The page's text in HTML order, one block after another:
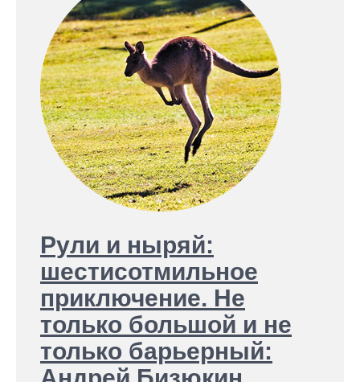
Рули и ныряй:
шестисотмильное
приключение. Не
только большой и не
только барьерный: